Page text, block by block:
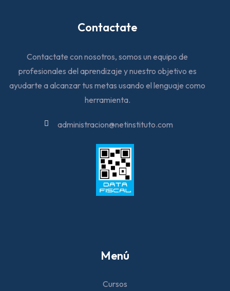
Contactate
Contactate con nosotros, somos un equipo de
profesionales del aprendizaje y nuestro objetivo es
ayudarte a alcanzar tus metas usando el lenguaje como
herramienta.
administracion@netinstituto.com
Menú
Cursos